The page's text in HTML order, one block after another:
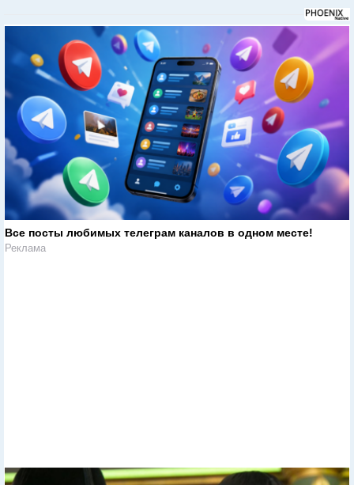
Все посты любимых телеграм каналов в одном месте!
Реклама